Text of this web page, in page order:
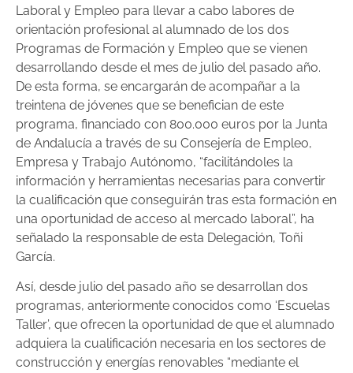
Laboral y Empleo para llevar a cabo labores de
orientación profesional al alumnado de los dos
Programas de Formación y Empleo que se vienen
desarrollando desde el mes de julio del pasado año.
De esta forma, se encargarán de acompañar a la
treintena de jóvenes que se benefician de este
programa, financiado con 800.000 euros por la Junta
de Andalucía a través de su Consejería de Empleo,
Empresa y Trabajo Autónomo, “facilitándoles la
información y herramientas necesarias para convertir
la cualificación que conseguirán tras esta formación en
una oportunidad de acceso al mercado laboral”, ha
señalado la responsable de esta Delegación, Toñi
García.
Así, desde julio del pasado año se desarrollan dos
programas, anteriormente conocidos como ‘Escuelas
Taller’, que ofrecen la oportunidad de que el alumnado
adquiera la cualificación necesaria en los sectores de
construcción y energías renovables “mediante el